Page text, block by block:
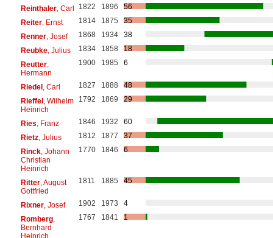
Reinthaler, Carl 1822 1896
56
Reiter, Ernst 1814 1875
35
Renner, Josef 1868 1934
38
Reubke, Julius 1834 1858
18
Reutter,
Hermann
1900 1985 6
Riedel, Carl 1827 1888
48
Rieffel, Wilhelm
Heinrich
1792 1869 29
Ries , Franz 1846 1932
60
Rietz, Julius 1812 1877
37
Rinck, Johann
Christian
Heinrich
1770 1846 6
Ritter, August
Gottfried
1811 1885 45
Rixner, Josef 1902 1973
4
Romberg,
Bernhard
Heinrich
1767 1841 1